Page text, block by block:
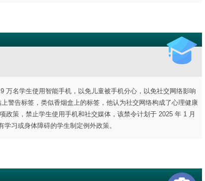
名学生使用智能手机，以免儿童被手机分心，以免社交网络影响
警告标签，类似香烟盒上的标签，他认为社交网络构成了心理健康
策，禁止学生使用手机和社交媒体，该禁令计划于 2025 年 1 月
习或身体障碍的学生制定例外政策。